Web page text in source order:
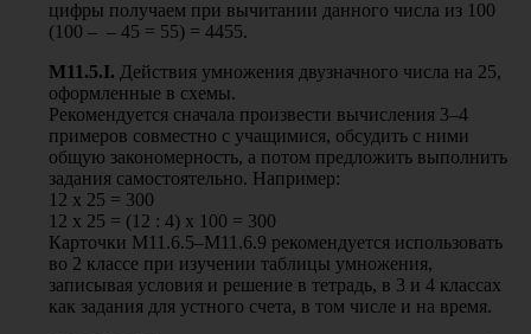
цифры получаем при вычитании данного числа из 100
(100 – – 45 = 55) = 4455.
М11.5.I. Действия умножения двузначного числа на 25,
оформленные в схемы.
Рекомендуется сначала произвести вычисления 3–4
примеров совместно с учащимися, обсудить с ними
общую закономерность, а потом предложить выполнить
задания самостоятельно. Например:
12 х 25 = 300
12 х 25 = (12 : 4) х 100 = 300
Карточки М11.6.5–М11.6.9 рекомендуется использовать
во 2 классе при изучении таблицы умножения,
записывая условия и решение в тетрадь, в 3 и 4 классах
как задания для устного счета, в том числе и на время.